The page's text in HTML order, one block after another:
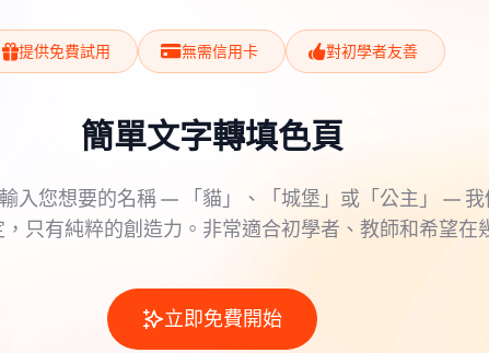
提供免費試用 無需信用卡 對初學者友善
簡單文字轉填色頁
入您想要的名稱 — 「貓」、「城堡」或「公主」 —
只有純粹的創造力。非常適合初學者、教師和希望在
立即免費開始